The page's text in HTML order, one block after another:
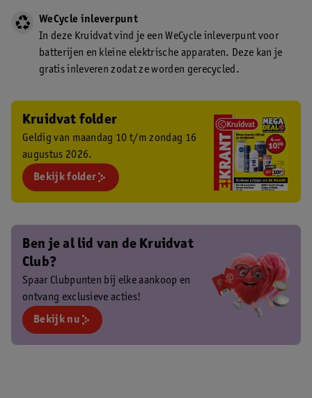
WeCycle inleverpunt
In deze Kruidvat vind je een WeCycle inleverpunt voor
batterijen en kleine elektrische apparaten. Deze kan je
gratis inleveren zodat ze worden gerecycled.
Kruidvat folder
Geldig van maandag 10 t/m zondag 16
augustus 2026.
Bekijk folder
Ben je al lid van de Kruidvat
Club?
Spaar Clubpunten bij elke aankoop en
ontvang exclusieve acties!
Bekijk nu